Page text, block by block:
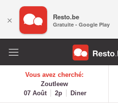
Vous avez cherché:
Zoutleew
07 Août
2p Diner
× Resto.be
Gratuite - Google Play